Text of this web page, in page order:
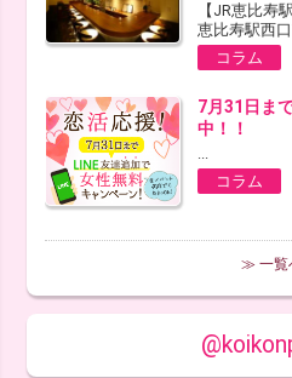
【JR恵比寿
恵比寿駅西
コラム
7月31日ま
中！！
...
コラム
≫ 一覧